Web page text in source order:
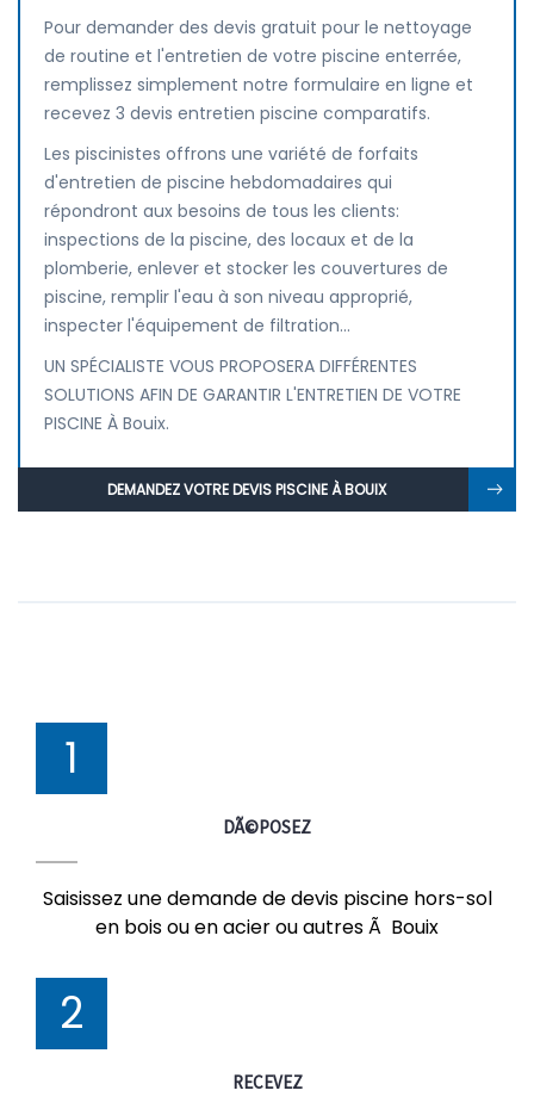
Pour demander des devis gratuit pour le nettoyage
de routine et l'entretien de votre piscine enterrée,
remplissez simplement notre formulaire en ligne et
recevez 3 devis entretien piscine comparatifs.
Les piscinistes offrons une variété de forfaits
d'entretien de piscine hebdomadaires qui
répondront aux besoins de tous les clients:
inspections de la piscine, des locaux et de la
plomberie, enlever et stocker les couvertures de
piscine, remplir l'eau à son niveau approprié,
inspecter l'équipement de filtration...
UN SPÉCIALISTE VOUS PROPOSERA DIFFÉRENTES
SOLUTIONS AFIN DE GARANTIR L'ENTRETIEN DE VOTRE
PISCINE À Bouix.
DEMANDEZ VOTRE DEVIS PISCINE À BOUIX
1
DÃ©POSEZ
Saisissez une demande de devis piscine hors-sol
en bois ou en acier ou autres Ã Bouix
2
RECEVEZ